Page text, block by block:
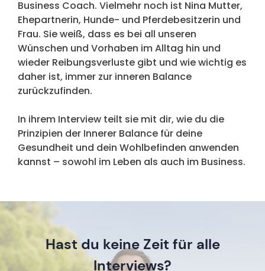
Business Coach. Vielmehr noch ist Nina Mutter,
Ehepartnerin, Hunde- und Pferdebesitzerin und
Frau. Sie weiß, dass es bei all unseren
Wünschen und Vorhaben im Alltag hin und
wieder Reibungsverluste gibt und wie wichtig es
daher ist, immer zur inneren Balance
zurückzufinden.
In ihrem Interview teilt sie mit dir, wie du die
Prinzipien der Innerer Balance für deine
Gesundheit und dein Wohlbefinden anwenden
kannst – sowohl im Leben als auch im Business.
Hast du keine Zeit für alle
Interviews?